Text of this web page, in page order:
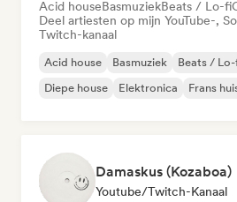
Acid houseBasmuziekBeats / Lo-fi
Deel artiesten op mijn YouTube-,
Twitch-kanaal
Acid house Basmuziek Beats /
Diepe house
Elektronica Frans
Damaskus (Kozaboa)
Youtube/Twitch-Kanaal